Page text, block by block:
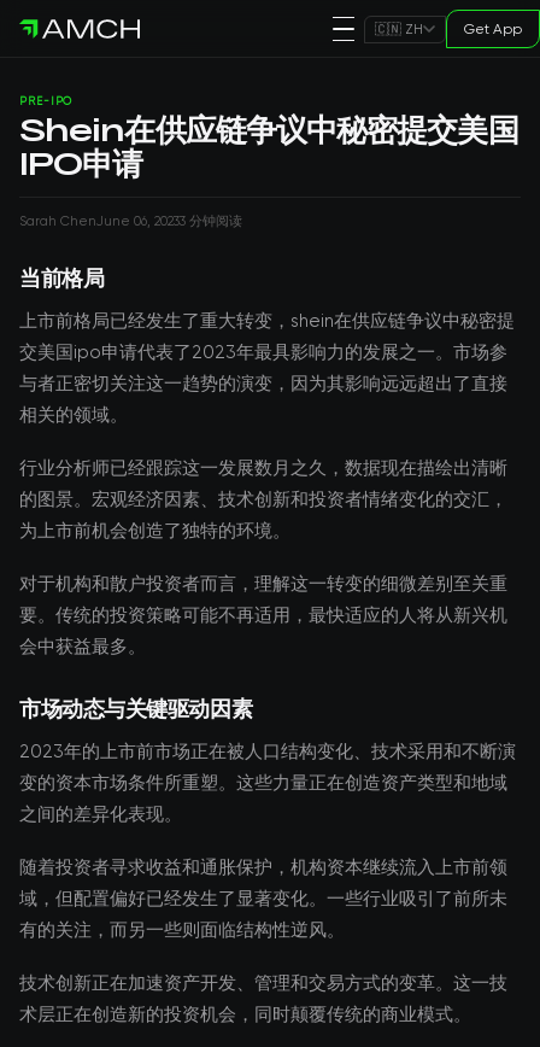
🇨🇳 ZH Get App
PRE-IPO
Shein在供应链争议中秘密提交美国
IPO申请
Sarah ChenJune 06, 20233 分钟阅读
当前格局
上市前格局已经发生了重大转变，shein在供应链争议中秘密提
交美国ipo申请代表了2023年最具影响力的发展之一。市场参
与者正密切关注这一趋势的演变，因为其影响远远超出了直接
相关的领域。
行业分析师已经跟踪这一发展数月之久，数据现在描绘出清晰
的图景。宏观经济因素、技术创新和投资者情绪变化的交汇，
为上市前机会创造了独特的环境。
对于机构和散户投资者而言，理解这一转变的细微差别至关重
要。传统的投资策略可能不再适用，最快适应的人将从新兴机
会中获益最多。
市场动态与关键驱动因素
2023年的上市前市场正在被人口结构变化、技术采用和不断演
变的资本市场条件所重塑。这些力量正在创造资产类型和地域
之间的差异化表现。
随着投资者寻求收益和通胀保护，机构资本继续流入上市前领
域，但配置偏好已经发生了显著变化。一些行业吸引了前所未
有的关注，而另一些则面临结构性逆风。
技术创新正在加速资产开发、管理和交易方式的变革。这一技
术层正在创造新的投资机会，同时颠覆传统的商业模式。